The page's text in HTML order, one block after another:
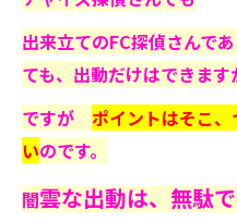
出来立てのFC探偵さんで
ても、出動だけはできます
ですが ポイントはそこ
いのです。
闇雲な出動は、無駄